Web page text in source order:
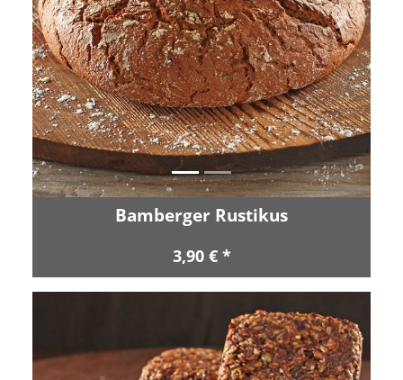
Zurück Vor
Bamberger Rustikus
3,90 € *